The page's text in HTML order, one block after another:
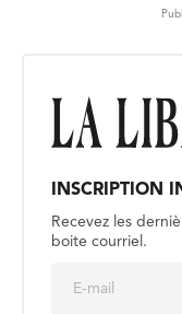
INSCRIPTION
Recevez les
boite courriel.